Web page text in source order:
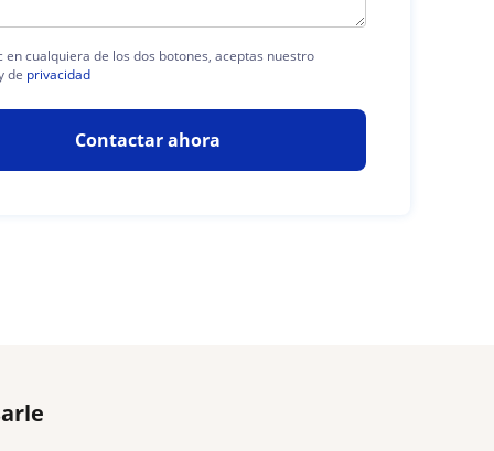
en cualquiera de los dos botones, aceptas nuestro
de privacidad
Contactar ahora